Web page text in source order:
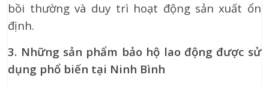
bồi thường và duy trì hoạt động sản xuất ổn
định.
3. Những sản phẩm bảo hộ lao động được sử
dụng phổ biến tại Ninh Bình